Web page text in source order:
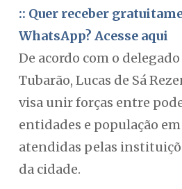
:: Quer receber
WhatsApp? Acesse aqui
De acordo com o
Tubarão, Lucas de Sá
visa unir forças entre
entidades e população
atendidas pelas
da cidade.